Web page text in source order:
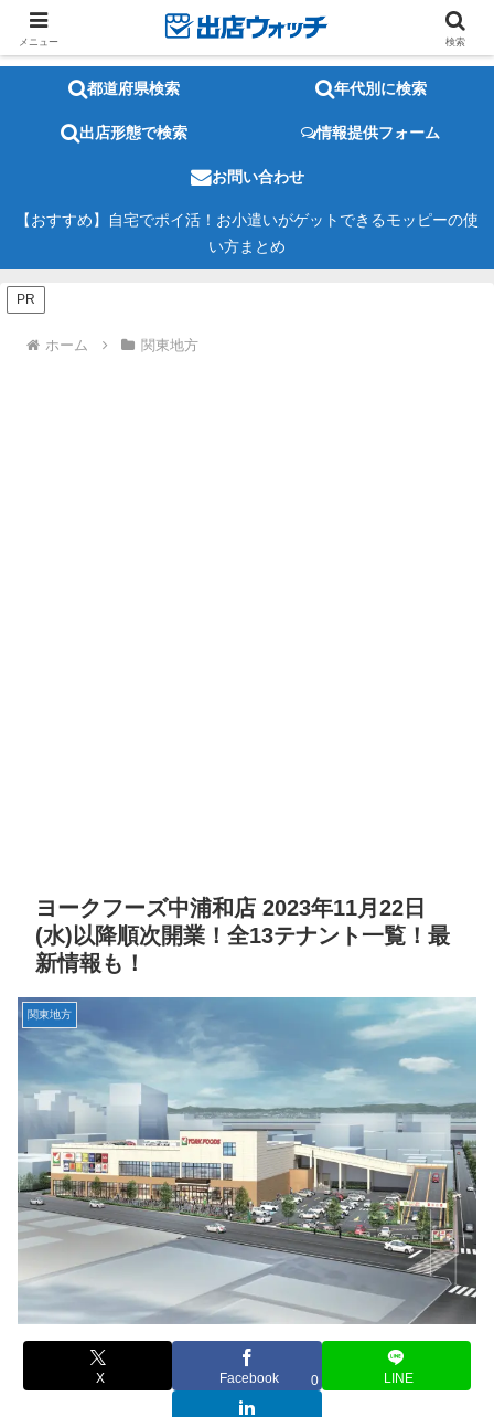
都道府県検索 年代別に検索
出店形態で検索 情報提供フォーム
お問い合わせ
【おすすめ】自宅でポイ活！お小遣いがゲットできるモッピーの使
い方まとめ
PR
ホーム 関東地方
ヨークフーズ中浦和店 2023年11月22日
(水)以降順次開業！全13テナント一覧！最
新情報も！
関東地方
X Facebook 0 LINE
メニュー 検索